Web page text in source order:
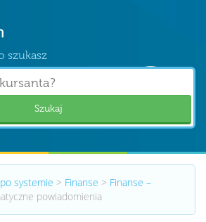
szukasz
Szukaj
systemie > Finanse > Finanse –
powiadomienia